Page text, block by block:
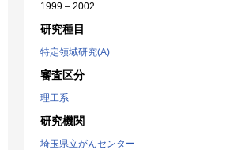
1999 – 2002
研究種目
特定領域研究(A)
審査区分
理工系
研究機関
埼玉県立がんセンター